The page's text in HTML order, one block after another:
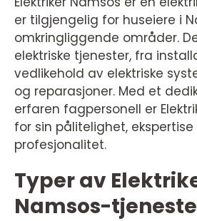
er tilgjengelig for huseiere i
omkringliggende områder.
elektriske tjenester, fra
vedlikehold av elektriske
og reparasjoner. Med et
erfaren fagpersonell er
for sin pålitelighet, ekspertise
profesjonalitet.
Typer av
Namsos-